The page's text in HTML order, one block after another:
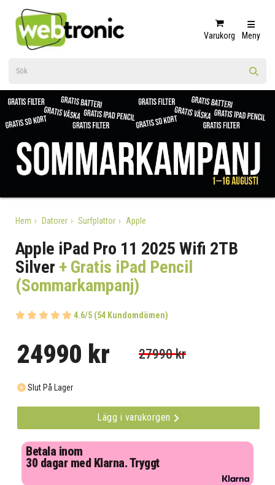
Varukorg Meny
Hem Datorer Surfplattor Apple
Apple iPad Pro 11 2025 Wifi 2TB
Silver + Gratis iPad Pencil
(Sommarkampanj)
4.6/5 (54 Kundomdömen)
24990 kr 27990 kr
Slut På Lager
Lägg i varukorgen
Betala inom
30 dagar med Klarna. Tryggt